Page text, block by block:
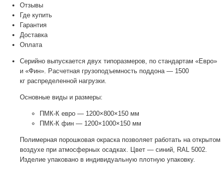
Отзывы
Где купить
Гарантия
Доставка
Оплата
Серийно выпускается двух типоразмеров, по стандартам «Евро»
и «Фин». Расчетная грузоподъемность поддона — 1500
кг распределенной нагрузки.
Основные виды и размеры:
ПМК-К евро — 1200×800×150 мм
ПМК-К фин — 1200×1000×150 мм
Полимерная порошковая окраска позволяет работать на открытом
воздухе при атмосферных осадках. Цвет — синий, RAL 5002.
Изделие упаковано в индивидуальную плотную упаковку.